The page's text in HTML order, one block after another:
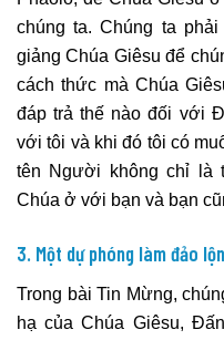
chúng ta. Chúng ta
giảng Chúa Giêsu để
cách thức mà Chúa
đáp trả thế nào đối với
với tôi và khi đó tôi có
tên Người không chỉ là
Chúa ở với bạn và bạn
3. Một dự phóng làm đảo lộn
Trong bài Tin Mừng,
hạ của Chúa Giêsu,